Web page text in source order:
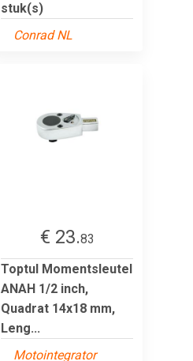
stuk(s)
Conrad NL
€ 23.83
Toptul Momentsleutel
ANAH 1/2 inch,
Quadrat 14x18 mm,
Leng...
Motointegrator